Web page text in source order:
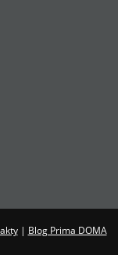
| Blog Prima DOMA